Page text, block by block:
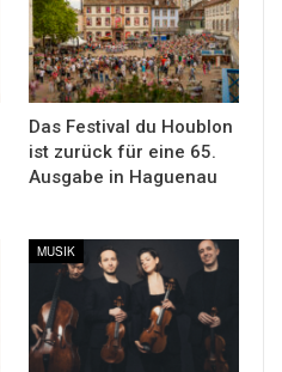
Das Festival du Houblon
ist zurück für eine 65.
Ausgabe in Haguenau
MUSIK